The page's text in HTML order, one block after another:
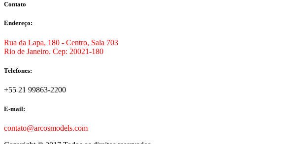
Contato
Endereço:
Rua da Lapa, 180 - Centro, Sala 703
Rio de Janeiro. Cep: 20021-180
Telefones:
+55 21 99863-2200
E-mail:
contato@arcosmodels.com